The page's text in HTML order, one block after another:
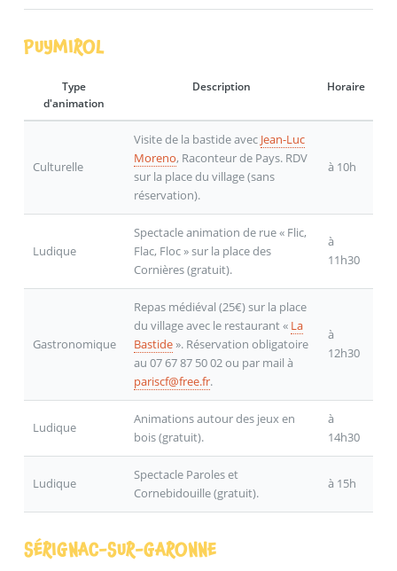
PUYMIROL
Type
d'animation
Description Horaire
Culturelle
Visite de la bastide avec Jean-Luc
Moreno, Raconteur de Pays. RDV
sur la place du village (sans
réservation).
à 10h
Ludique
Spectacle animation de rue « Flic,
Flac, Floc » sur la place des
Cornières (gratuit).
à
11h30
Gastronomique
Repas médiéval (25€) sur la place
du village avec le restaurant « La
Bastide». Réservation obligatoire
au 07 67 87 50 02 ou par mail à
pariscf@free.fr.
à
12h30
Ludique
Animations autour des jeux en
bois (gratuit).
à
14h30
Ludique
Spectacle Paroles et
Cornebidouille (gratuit).
à 15h
SÉRIGNAC-SUR-GARONNE